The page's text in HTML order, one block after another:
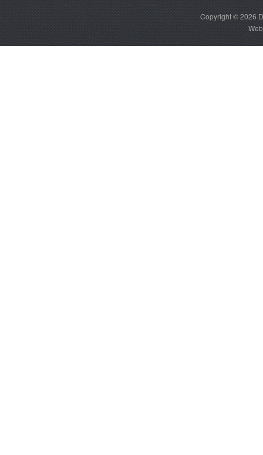
Copyright © 2026